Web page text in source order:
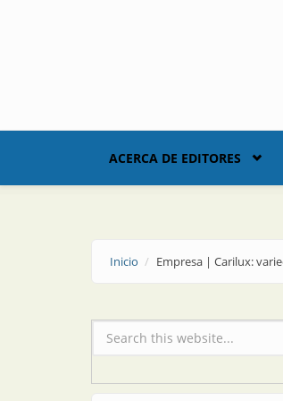
ACERCA DE EDITORES
Inicio Empresa | Carilux:
Formulario de búsqueda